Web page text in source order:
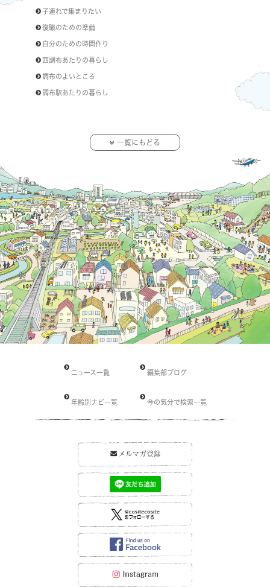
子連れで集まりたい
復職のための準備
自分のための時間作り
西調布あたりの暮らし
調布のよいところ
調布駅あたりの暮らし
一覧にもどる
ニュース一覧 編集部ブログ
年齢別ナビ一覧 今の気分で検索一覧